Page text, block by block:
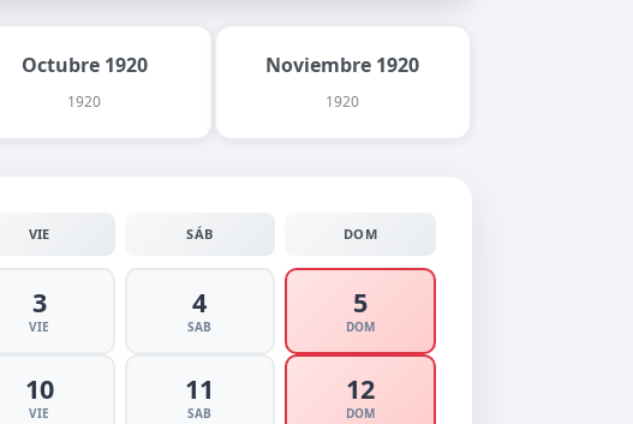
Octubre 1920
1920
Noviembre 1920
1920
VIE SÁB DOM
3
VIE
4
SAB
5
DOM
10
VIE
11
SAB
12
DOM